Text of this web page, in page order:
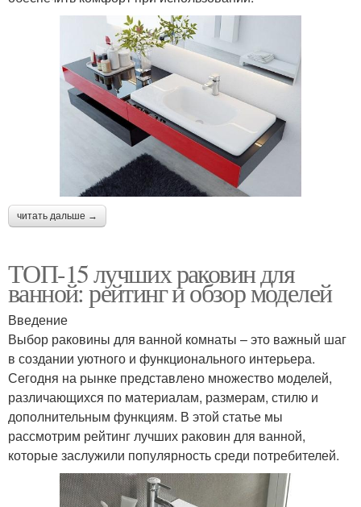
читать дальше →
ТОП-15 лучших раковин для
ванной: рейтинг и обзор моделей
Введение
Выбор раковины для ванной комнаты – это важный шаг
в создании уютного и функционального интерьера.
Сегодня на рынке представлено множество моделей,
различающихся по материалам, размерам, стилю и
дополнительным функциям. В этой статье мы
рассмотрим рейтинг лучших раковин для ванной,
которые заслужили популярность среди потребителей.